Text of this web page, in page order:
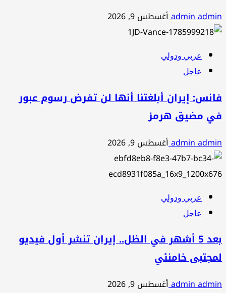
admin adminأغسطس 9, 2026
عربي ودولي
عاجل
فانس: إيران أبلغتنا أنها لن تفرض رسوم عبور
في مضيق هرمز
admin adminأغسطس 9, 2026
عربي ودولي
عاجل
بعد 5 أشهر في الظل.. إيران تنشر أول فيديو
لمجتبى خامنئي
admin adminأغسطس 9, 2026